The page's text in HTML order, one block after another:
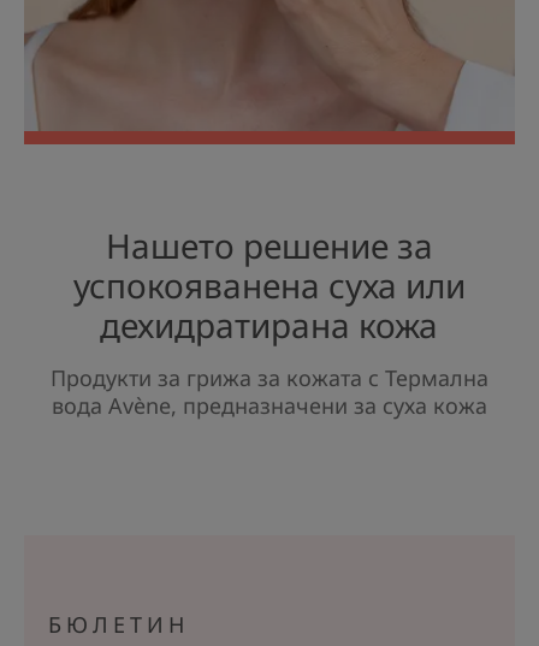
Нашето решение за
успокояванена суха или
дехидратирана кожа
Продукти за грижа за кожата с Термална
вода Avène, предназначени за суха кожа
БЮЛЕТИН